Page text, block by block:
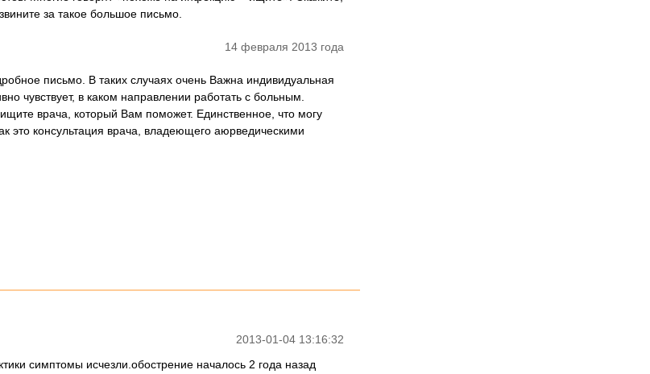
за такое большое письмо.
14 февраля 2013 года
письмо. В таких случаях очень Важна индивидуальная
чувствует, в каком направлении работать с больным.
врача, который Вам поможет. Единственное, что могу
это консультация врача, владеющего аюрведическими
2013-01-04 13:16:32
симптомы исчезли.обострение началось 2 года назад